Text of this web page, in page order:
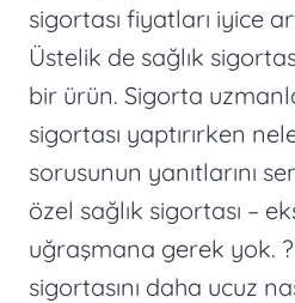
sigortası fiyatları iyice
Üstelik de sağlık
bir ürün. Sigorta
sigortası yaptırırken
sorusunun yanıtlarını
özel sağlık sigortası –
uğraşmana gerek yok.
sigortasını daha ucuz